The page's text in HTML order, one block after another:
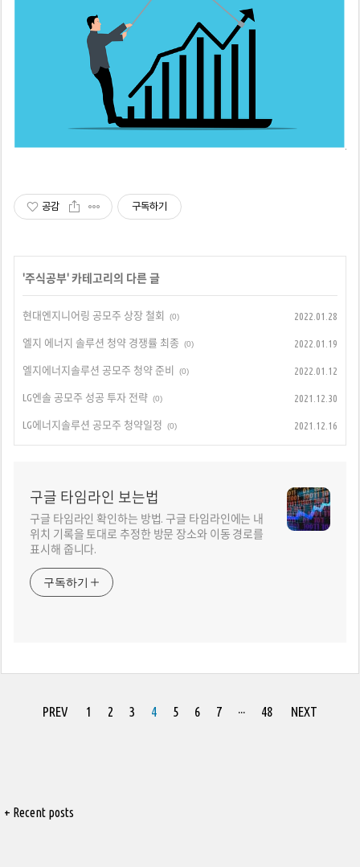
공감 구독하기
'주식공부' 카테고리의 다른 글
현대엔지니어링 공모주 상장 철회 (0) 2022.01.28
엘지 에너지 솔루션 청약 경쟁률 최종 (0) 2022.01.19
엘지에너지솔루션 공모주 청약 준비 (0) 2022.01.12
LG엔솔 공모주 성공 투자 전략 (0) 2021.12.30
LG에너지솔루션 공모주 청약일정 (0) 2021.12.16
구글 타임라인 보는법
구글 타임라인 확인하는 방법. 구글 타임라인에는 내
위치 기록을 토대로 추정한 방문 장소와 이동 경로를
표시해 줍니다.
구독하기
PREV 1 2 3 4 5 6 7 ··· 48 NEXT
+ Recent posts